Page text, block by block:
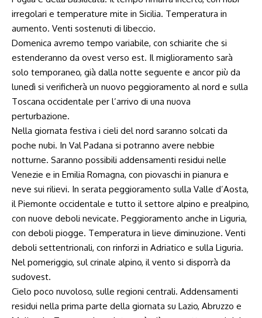
irregolari e temperature mite in Sicilia. Temperatura in
aumento. Venti sostenuti di libeccio.
Domenica avremo tempo variabile, con schiarite che si
estenderanno da ovest verso est. Il miglioramento sarà
solo temporaneo, già dalla notte seguente e ancor più da
lunedì si verificherà un nuovo peggioramento al nord e sulla
Toscana occidentale per l’arrivo di una nuova
perturbazione.
Nella giornata festiva i cieli del nord saranno solcati da
poche nubi. In Val Padana si potranno avere nebbie
notturne. Saranno possibili addensamenti residui nelle
Venezie e in Emilia Romagna, con piovaschi in pianura e
neve sui rilievi. In serata peggioramento sulla Valle d’Aosta,
il Piemonte occidentale e tutto il settore alpino e prealpino,
con nuove deboli nevicate. Peggioramento anche in Liguria,
con deboli piogge. Temperatura in lieve diminuzione. Venti
deboli settentrionali, con rinforzi in Adriatico e sulla Liguria.
Nel pomeriggio, sul crinale alpino, il vento si disporrà da
sudovest.
Cielo poco nuvoloso, sulle regioni centrali. Addensamenti
residui nella prima parte della giornata su Lazio, Abruzzo e